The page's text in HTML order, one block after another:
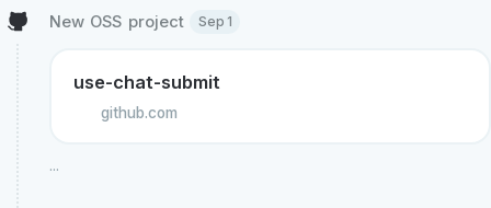
New OSS project Sep 1
use-chat-submit
github.com
...